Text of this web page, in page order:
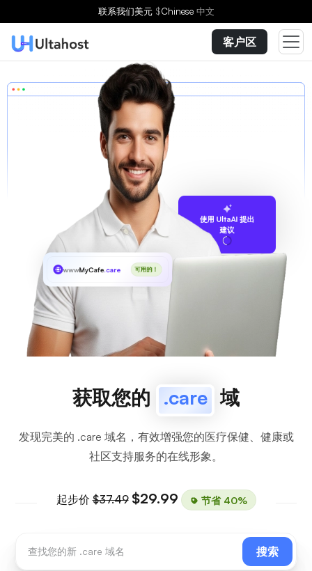
联系我们美元 $Chinese 中文
客户区
使用 UltaAI 提出
建议
wwwMyCafe.care 可用的！
获取您的 .care 域
发现完美的 .care 域名，有效增强您的医疗保健、健康或
社区支持服务的在线形象。
起步价$37.49 $29.99 节省 40%
搜索